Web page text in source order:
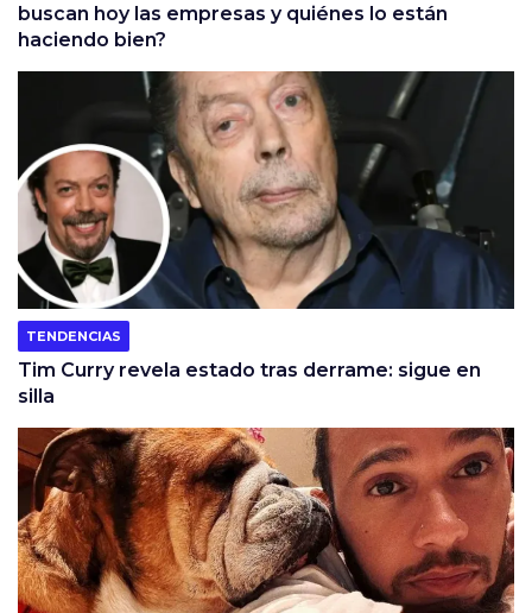
buscan hoy las empresas y quiénes lo están
haciendo bien?
TENDENCIAS
Tim Curry revela estado tras derrame: sigue en
silla